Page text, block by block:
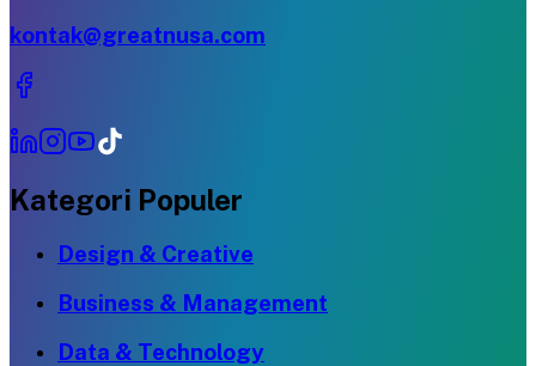
kontak@greatnusa.com
Kategori Populer
Design & Creative
Business & Management
Data & Technology